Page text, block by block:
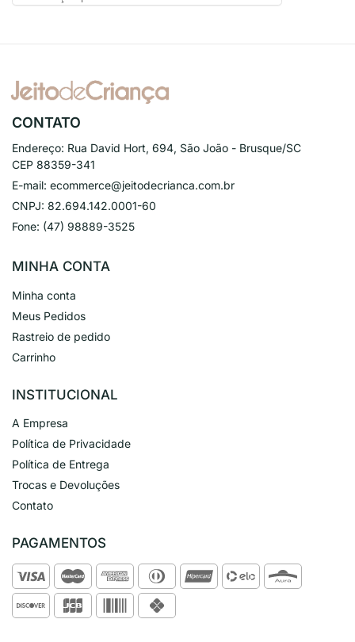
CONTATO
Endereço: Rua David Hort, 694, São João - Brusque/SC
CEP 88359-341
E-mail: ecommerce@jeitodecrianca.com.br
CNPJ: 82.694.142.0001-60
Fone: (47) 98889-3525
MINHA CONTA
Minha conta
Meus Pedidos
Rastreio de pedido
Carrinho
INSTITUCIONAL
A Empresa
Política de Privacidade
Política de Entrega
Trocas e Devoluções
Contato
PAGAMENTOS